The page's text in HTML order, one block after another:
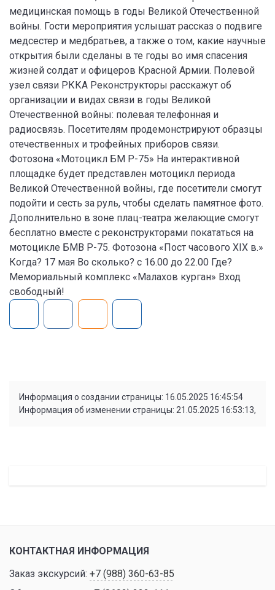
медицинская помощь в годы Великой Отечественной
войны. Гости мероприятия услышат рассказ о подвиге
медсестер и медбратьев, а также о том, какие научные
открытия были сделаны в те годы во имя спасения
жизней солдат и офицеров Красной Армии. Полевой
узел связи РККА Реконструкторы расскажут об
организации и видах связи в годы Великой
Отечественной войны: полевая телефонная и
радиосвязь. Посетителям продемонстрируют образцы
отечественных и трофейных приборов связи.
Фотозона «Мотоцикл БМ Р-75» На интерактивной
площадке будет представлен мотоцикл периода
Великой Отечественной войны, где посетители смогут
подойти и сесть за руль, чтобы сделать памятное фото.
Дополнительно в зоне плац-театра желающие смогут
бесплатно вместе с реконструкторами покататься на
мотоцикле БМВ Р-75. Фотозона «Пост часового XIX в.»
Когда? 17 мая Во сколько? с 16.00 до 22.00 Где?
Мемориальный комплекс «Малахов курган» Вход
свободный!
Информация о создании страницы: 16.05.2025 16:45:54
Информация об изменении страницы: 21.05.2025 16:53:13,
КОНТАКТНАЯ ИНФОРМАЦИЯ
Заказ экскурсий: +7 (988) 360-63-85